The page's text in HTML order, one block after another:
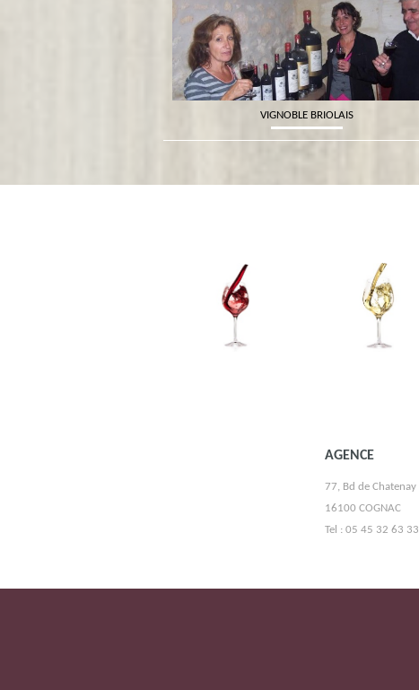
VIGNOBLE BRIOLAIS
AGENCE
77, Bd de Chatenay
16100 COGNAC
Tel : 05 45 32 63 33